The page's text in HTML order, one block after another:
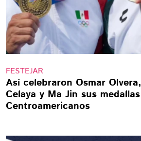
FESTEJAR
Así celebraron Osmar
Celaya y Ma Jin sus
Centroamericanos